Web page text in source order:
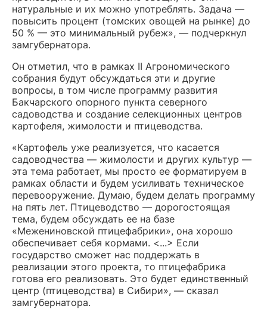
натуральные и их можно употреблять. Задача —
повысить процент (томских овощей на рынке) до
50 % — это минимальный рубеж», — подчеркнул
замгубернатора.
Он отметил, что в рамках II Агрономического
собрания будут обсуждаться эти и другие
вопросы, в том числе программу развития
Бакчарского опорного пункта северного
садоводства и создание селекционных центров
картофеля, жимолости и птицеводства.
«Картофель уже реализуется, что касается
садоводчества — жимолости и других культур —
эта тема работает, мы просто ее форматируем в
рамках области и будем усиливать техническое
перевооружение. Думаю, будем делать программу
на пять лет. Птицеводство — дорогостоящая
тема, будем обсуждать ее на базе
«Межениновской птицефабрики», она хорошо
обеспечивает себя кормами. <...> Если
государство сможет нас поддержать в
реализации этого проекта, то птицефабрика
готова его реализовать. Это будет единственный
центр (птицеводства) в Сибири», — сказал
замгубернатора.